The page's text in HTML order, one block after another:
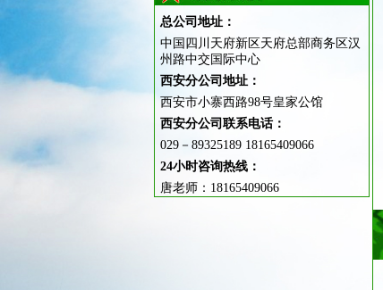
总公司地址：
中国四川天府新区天府总部商务区汉
州路中交国际中心
西安分公司地址：
西安市小寨西路98号皇家公馆
西安分公司联系电话：
029－89325189 18165409066
24小时咨询热线：
唐老师：18165409066